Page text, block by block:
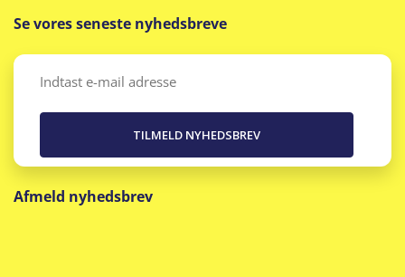
Se vores seneste nyhedsbreve
Email
Afmeld nyhedsbrev